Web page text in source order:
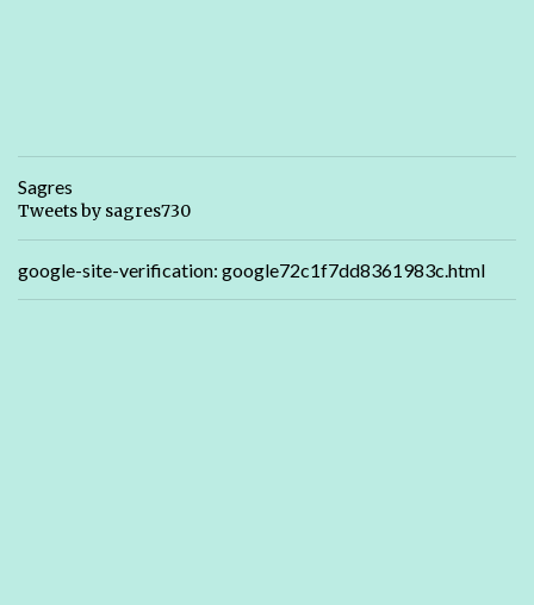
Sagres
Tweets by sagres730
google-site-verification: google72c1f7dd8361983c.html